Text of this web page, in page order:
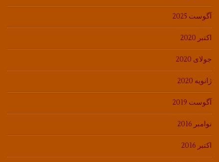
آگوست 2025
اکتبر 2020
جولای 2020
ژانویه 2020
آگوست 2019
نوامبر 2016
اکتبر 2016